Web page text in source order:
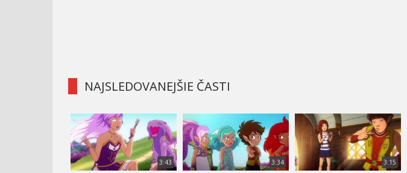
NAJSLEDOVANEJŠIE ČASTI
3:43 3:34 3:15